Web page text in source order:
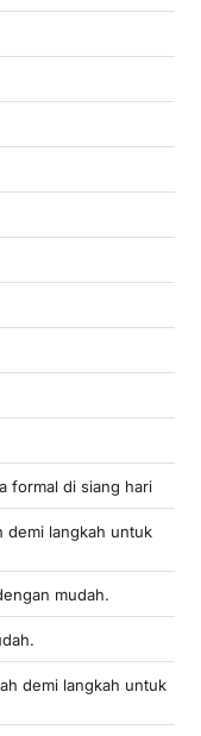
formal di siang hari
demi langkah untuk
mudah.
demi langkah untuk